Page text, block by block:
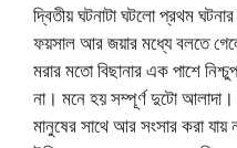
দ্বিতীয় ঘটনাটা ঘটলো প্রথম
ফয়সাল আর জয়ার মধ্যে বলতে
মরার মতো বিছানার এক পাশে
না। মনে হয় সম্পূর্ণ দুটো আলাদা।
মানুষের সাথে আর সংসার করা